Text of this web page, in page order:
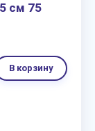
см 75
В корзину